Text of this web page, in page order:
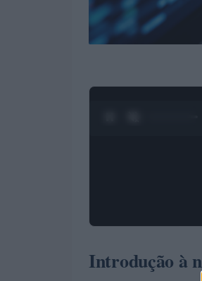
Introdução à